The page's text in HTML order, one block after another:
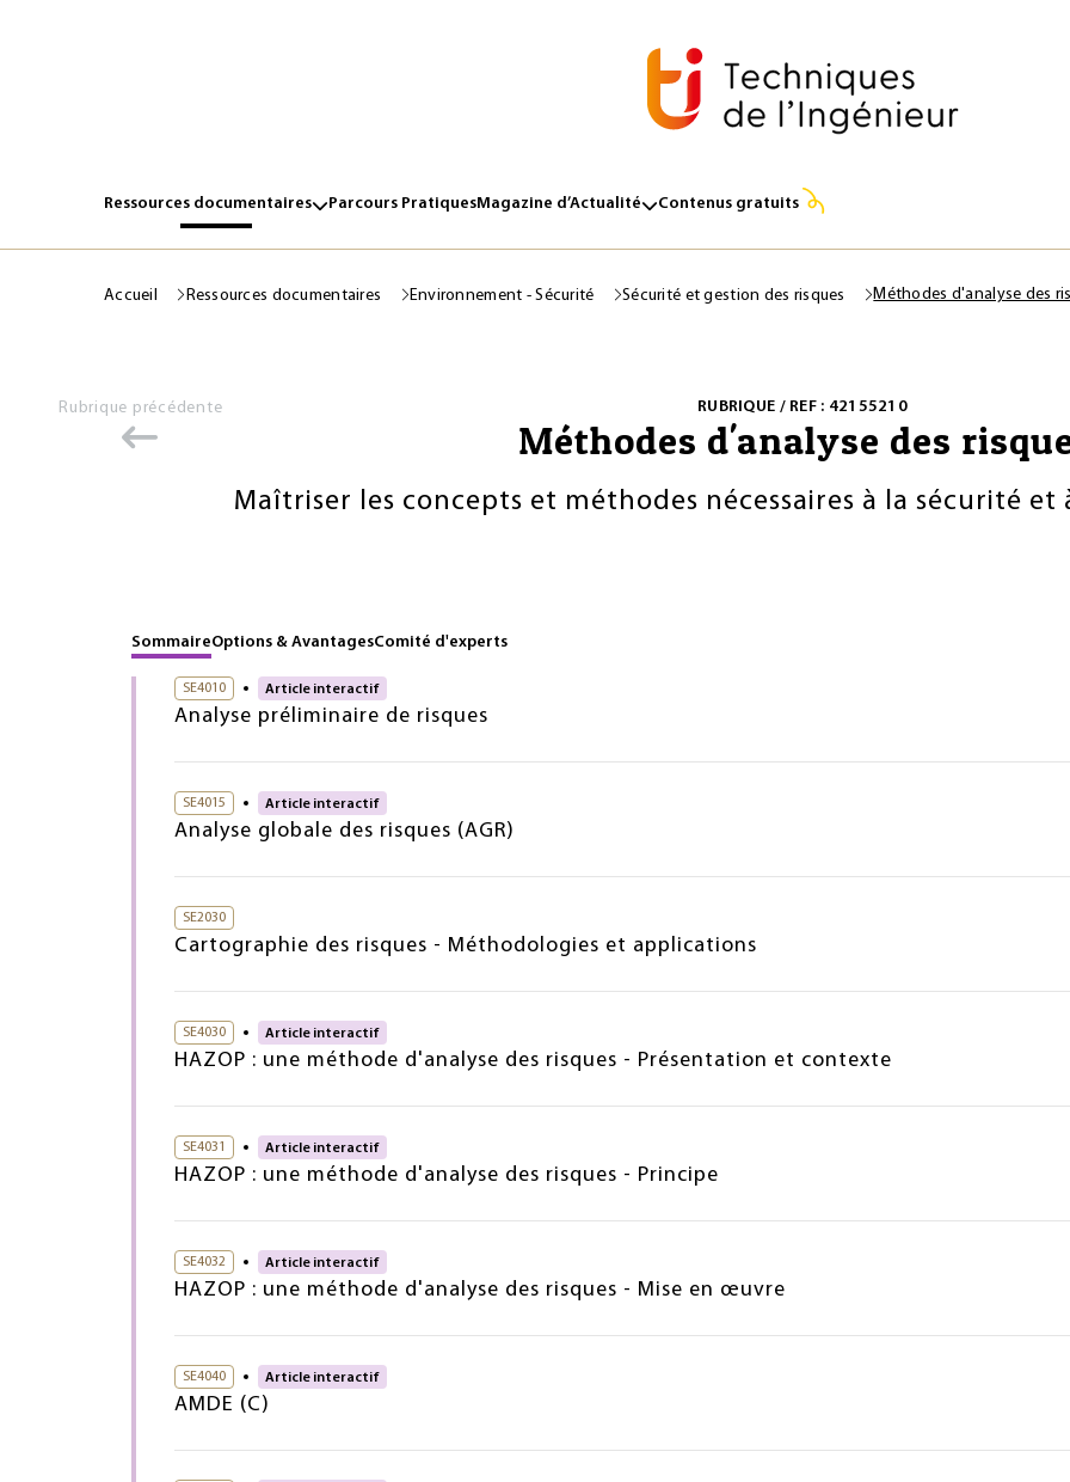
Ressources documentaires Parcours PratiquesMagazine d’Actualité Contenus gratuits
Accueil Ressources documentaires Environnement - Sécurité Sécurité et gestion des risques Méthodes d'analyse des
Rubrique précédente RUBRIQUE / REF : 42155210
Méthodes d'analyse des
Maîtriser les concepts et méthodes nécessaires à la sécurité et
SommaireOptions & AvantagesComité d'experts
SE4010 Article interactif
Analyse préliminaire de risques
SE4015 Article interactif
Analyse globale des risques (AGR)
SE2030
Cartographie des risques - Méthodologies et applications
SE4030 Article interactif
HAZOP : une méthode d'analyse des risques - Présentation et contexte
SE4031 Article interactif
HAZOP : une méthode d'analyse des risques - Principe
SE4032 Article interactif
HAZOP : une méthode d'analyse des risques - Mise en œuvre
SE4040 Article interactif
AMDE (C)